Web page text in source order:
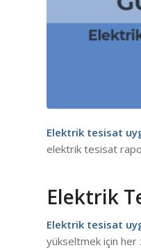
Elektrik tesisat
elektrik tesisat
Elektrik
Elektrik tesisat
yükseltmek için her